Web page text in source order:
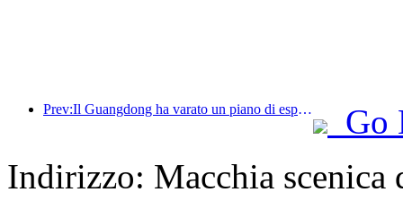
Prev:Il Guangdong ha varato un piano di espansione della capacità del settore dei servizi per trasformare la Greater Bay Area in una destinazione turistica di livello mondiale.
Go
Indirizzo: Macchia